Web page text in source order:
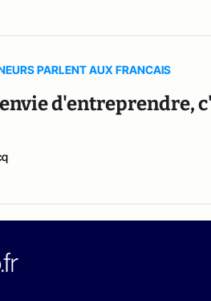
PARLENT AUX FRANCAIS
d'entreprendre,